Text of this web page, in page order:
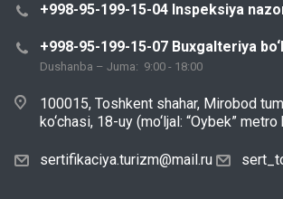
+998-95-199-15-04 Inspeksiya
+998-95-199-15-07 Buxgalteriya
Dushanba – Juma: 9:00 - 18:00
100015, Toshkent shahar, Mirobod
ko‘chasi, 18-uy (mo‘ljal: “Oybek”
sertifikaciya.turizm@mail.ru